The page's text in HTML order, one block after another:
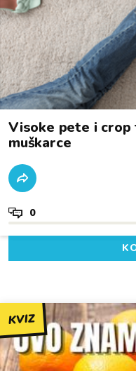
Visoke pete i crop
muškarce
0
KVIZ